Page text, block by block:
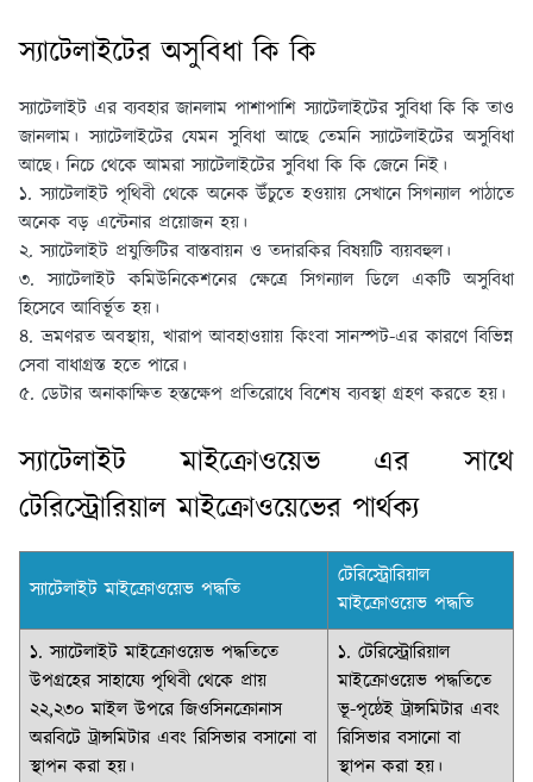
স্যাটেলাইটের অসুবিধা কি কি
স্যাটেলাইট এর ব্যবহার জানলাম পাশাপাশি স্যাটেলাইটের সুবিধা কি কি তাও
জানলাম। স্যাটেলাইটের যেমন সুবিধা আছে তেমনি স্যাটেলাইটের অসুবিধা
আছে। নিচে থেকে আমরা স্যাটেলাইটের সুবিধা কি কি জেনে নিই।
১. স্যাটেলাইট পৃথিবী থেকে অনেক উঁচুতে হওয়ায় সেখানে সিগন্যাল পাঠাতে
অনেক বড় এন্টেনার প্রয়ােজন হয়।
২. স্যাটেলাইট প্রযুক্তিটির বাস্তবায়ন ও তদারকির বিষয়টি ব্যয়বহুল।
৩. স্যাটেলাইট কমিউনিকেশনের ক্ষেত্রে সিগন্যাল ডিলে একটি অসুবিধা
হিসেবে আবির্ভূত হয়।
৪. ভ্রমণরত অবস্থায়, খারাপ আবহাওয়ায় কিংবা সানস্পট-এর কারণে বিভিন্ন
সেবা বাধাগ্রস্ত হতে পারে।
৫. ডেটার অনাকাক্ষিত হস্তক্ষেপ প্রতিরােধে বিশেষ ব্যবস্থা গ্রহণ করতে হয়।
স্যাটেলাইট মাইক্রোওয়েভ এর সাথে
টেরিস্ট্রোরিয়াল মাইক্রোওয়েভের পার্থক্য
স্যাটেলাইট মাইক্রোওয়েভ পদ্ধতি
টেরিস্ট্রোরিয়াল
মাইক্রোওয়েভ পদ্ধতি
১. স্যাটেলাইট মাইক্রোওয়েভ পদ্ধতিতে
উপগ্রহের সাহায্যে পৃথিবী থেকে প্রায়
২২,২৩০ মাইল উপরে জিওসিনক্রোনাস
অরবিটে ট্রান্সমিটার এবং রিসিভার বসানাে বা
স্থাপন করা হয়।
১. টেরিস্ট্রোরিয়াল
মাইক্রোওয়েভ পদ্ধতিতে
ভূ-পৃষ্ঠেই ট্রান্সমিটার এবং
রিসিভার বসানাে বা
স্থাপন করা হয়।